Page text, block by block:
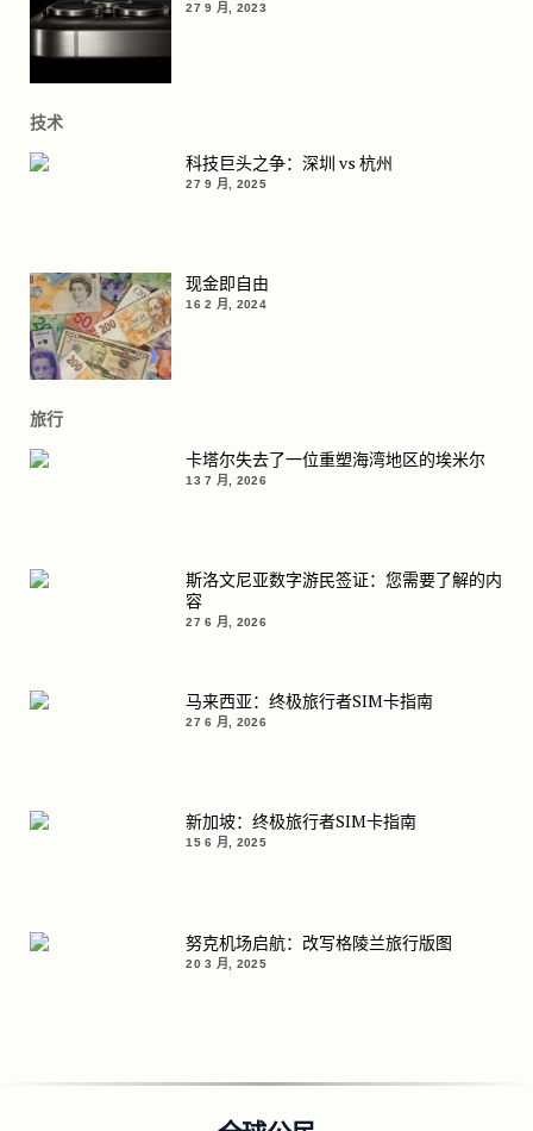
27 9 月, 2023
技术
科技巨头之争：深圳 vs 杭州
27 9 月, 2025
现金即自由
16 2 月, 2024
旅行
卡塔尔失去了一位重塑海湾地区的埃米尔
13 7 月, 2026
斯洛文尼亚数字游民签证：您需要了解的内
容
27 6 月, 2026
马来西亚：终极旅行者SIM卡指南
27 6 月, 2026
新加坡：终极旅行者SIM卡指南
15 6 月, 2025
努克机场启航：改写格陵兰旅行版图
20 3 月, 2025